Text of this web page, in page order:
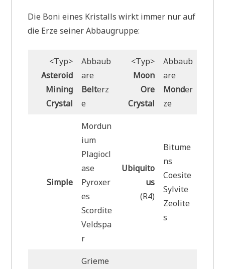
Die Boni eines Kristalls wirkt immer nur auf
die Erze seiner Abbaugruppe:
<Typ>
Asteroid
Mining
Crystal
Abbaub
are
Belterz
e
<Typ>
Moon
Ore
Crystal
Abbaub
are
Monder
ze
Simple
Mordun
ium
Plagiocl
ase
Pyroxer
es
Scordite
Veldspa
r
Ubiquito
us
(R4)
Bitume
ns
Coesite
Sylvite
Zeolite
s
Grieme